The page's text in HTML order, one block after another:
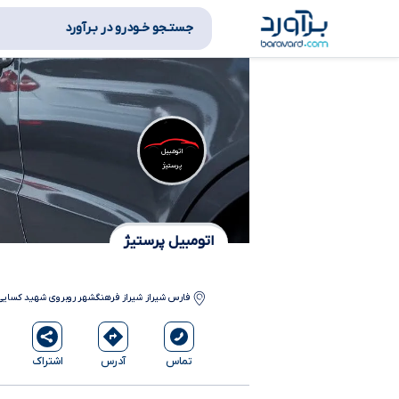
جستـجو خـودرو در بـرآورد
اتومبیل
پرستیژ
اتومبیل پرستیژ
فارس شیراز شیراز فرهنگشهر روبروی شهید
تماس آدرس اشتراک